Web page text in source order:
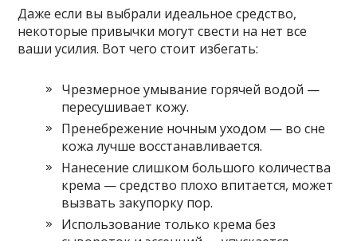
Даже если вы выбрали идеальное средство,
некоторые привычки могут свести на нет все
ваши усилия. Вот чего стоит избегать:
Чрезмерное умывание горячей водой —
пересушивает кожу.
Пренебрежение ночным уходом — во сне
кожа лучше восстанавливается.
Нанесение слишком большого количества
крема — средство плохо впитается, может
вызвать закупорку пор.
Использование только крема без